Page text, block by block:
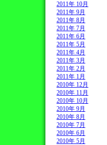
2011年 10月
2011年 9月
2011年 8月
2011年 7月
2011年 6月
2011年 5月
2011年 4月
2011年 3月
2011年 2月
2011年 1月
2010年 12月
2010年 11月
2010年 10月
2010年 9月
2010年 8月
2010年 7月
2010年 6月
2010年 5月